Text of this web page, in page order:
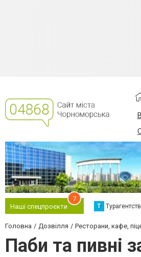
Наші спецпроєкти
7
Т
Головна Дозвілля Ресторани, кафе,
Паби та пивні